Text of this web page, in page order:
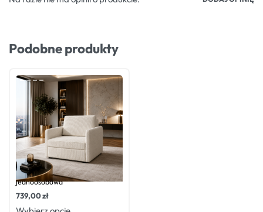
Podobne produkty
Oceniono0na 5
Fotel amerykanka ARIA –
jednoosobowa
739,00zł